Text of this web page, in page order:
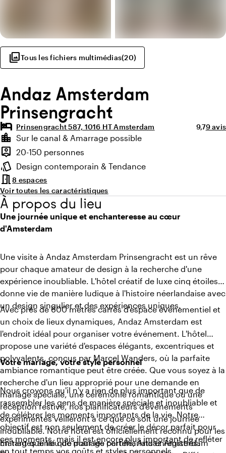
photo_libraryTous les fichiers multimédias(20)
Andaz Amsterdam
Prinsengracht
hotel Prinsengracht 587, 1016 HT Amsterdam Note
9,79 avis
Points forts
location_city
Environnement
Sur le canal & Amarrage possible
person_pin
Capacité
20-150 personnes
style
Ambiance
Design contemporain & Tendance
meeting_room8 espaces
Voir toutes les caractéristiques
À propos du lieu
Une journée unique et enchanteresse au cœur
d'Amsterdam
Une visite à Andaz Amsterdam Prinsengracht est un rêve
pour chaque amateur de design à la recherche d'une
expérience inoubliable. L'hôtel créatif de luxe cinq étoiles
donne vie de manière ludique à l'histoire néerlandaise avec
un design singulier et des expériences uniques.
Avec près de 600 mètres carrés d'espace événementiel et
un choix de lieux dynamiques, Andaz Amsterdam est
l'endroit idéal pour organiser votre événement. L'hôtel
propose une variété d'espaces élégants, excentriques et
polyvalents, conçus par Marcel Wanders, où la parfaite
ambiance romantique peut être créée. Que vous soyez à la
recherche d'un lieu approprié pour une demande en
mariage spéciale, une cérémonie romantique ou une
réception festive, nos planificateurs d'événements
expérimentés veilleront à ce que ce soit une journée
inoubliable. Notre hôtel est officiellement reconnu pour les
mariages ainsi que pour les partenariats enregistrés.
Votre mariage, votre style personnel
Nous croyons qu'il n'y a rien de plus important que de
rassembler les gens de manière spéciale et inoubliable et
de célébrer les moments importants de la vie. Notre
objectif est non seulement de créer le décor parfait pour
ces moments, mais il est encore plus important de refléter
en tout temps vos goûts et styles personnels.
En tant que lieu de mariage certifié, Andaz Amsterdam